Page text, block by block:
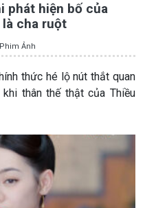
phát hiện bố của
cha ruột
Phim Ảnh
thức hé lộ nút thắt quan
thân thế thật của Thiều